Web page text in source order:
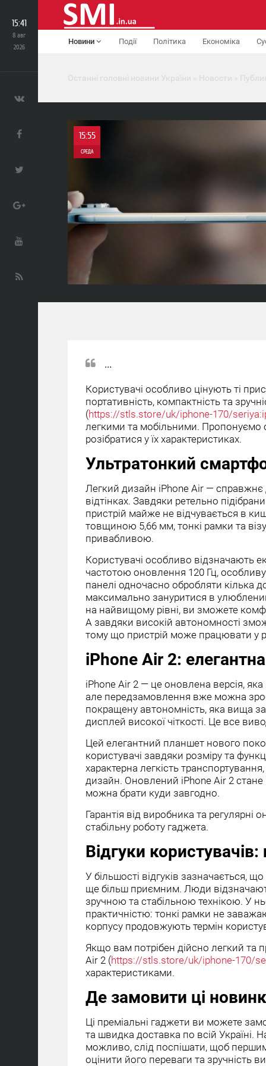
Новини Події Політика Економіка
15:41
8 авг
2026
Останні головні новини України Новости
15:55
СРЕДА
0
...
Користувачі особливо цінують ті
портативність, компактність та
(https://stls.store/uk/iphone-170/
легкими та мобільними.
розібратися у їх характеристиках.
Ультратонкий
Легкий дизайн iPhone Air —
відтінках. Завдяки ретельно
пристрій майже не відчувається в
товщиною 5,66 мм, тонкі рамки та
привабливою.
Користувачі особливо відзначають
частотою оновлення 120 Гц,
панелі одночасно обробляти кілька
максимально зануритися в
на найвищому рівні, ви зможете
А завдяки високій автономності
тому що пристрій може працювати у
iPhone Air 2:
iPhone Air 2 — це оновлена версія,
але передзамовлення вже можна
покращену автономність, яка вища
дисплей високої чіткості. Це все
Цей елегантний планшет нового
користувачі завдяки розміру та
характерна легкість
дизайн. Оновлений iPhone Air 2
можна брати куди завгодно.
Гарантія від виробника та регулярні
стабільну роботу гаджета.
Відгуки
У більшості відгуків зазначається,
ще більш приємним. Люди
зручною та стабільною технікою. У
практичністю: тонкі рамки не
корпусу продовжують термін
Якщо вам потрібен дійсно легкий та
Air 2 (https://stls.store/uk/iphone-170/
характеристиками.
Де замовити ці
Ці преміальні гаджети ви можете
та швидка доставка по всій Україні.
можливо, слід поспішати, щоб
оцінити його переваги та зручність